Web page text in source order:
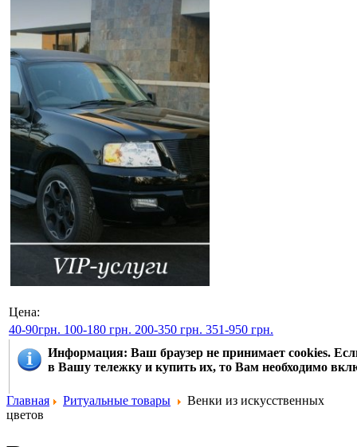
Цена:
40-90грн. 100-180 грн. 200-350 грн. 351-950 грн.
Информация: Ваш браузер не принимает cookies.
в Вашу тележку и купить их, то Вам необходимо
Главная Ритуальные товары
Венки из искусственных
цветов